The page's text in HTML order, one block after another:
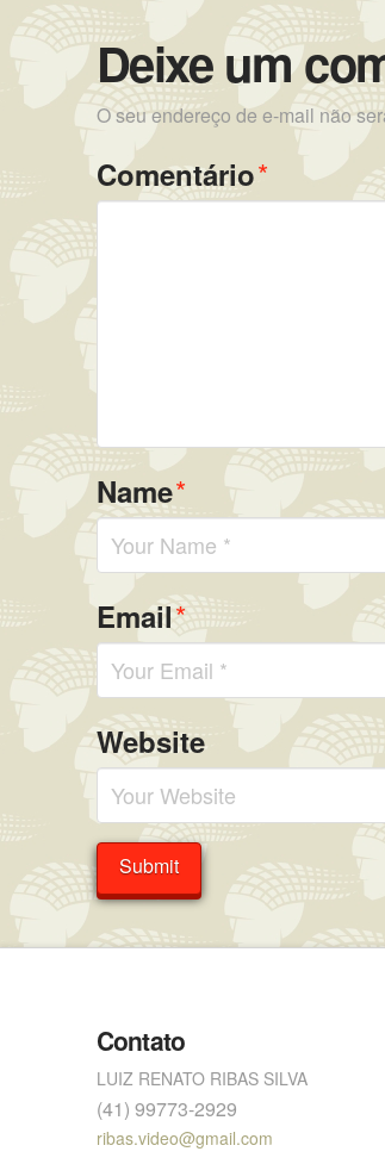
Deixe um
O seu endereço de e-mail não
Comentário*
Name*
Email*
Website
Contato
LUIZ RENATO RIBAS SILVA
(41) 99773-2929
ribas.video@gmail.com